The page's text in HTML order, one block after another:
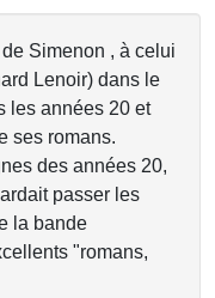
Simenon , à celui
Lenoir) dans le
les années 20 et
ses romans.
des années 20,
passer les
la bande
"romans,